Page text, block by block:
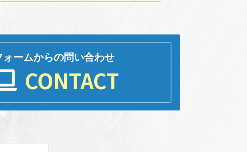
ォームからの問い合わせ
CONTACT